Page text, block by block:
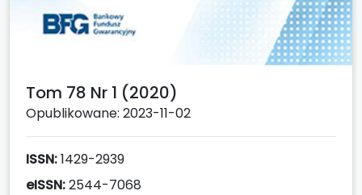
Tom 78 Nr 1 (2020)
Opublikowane: 2023-11-02
ISSN:1429-2939
eISSN:2544-7068